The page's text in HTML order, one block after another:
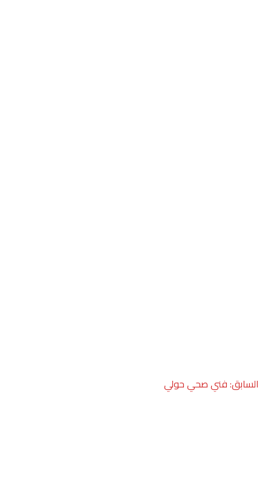
تصفّح
السابق: فني صحي حولي